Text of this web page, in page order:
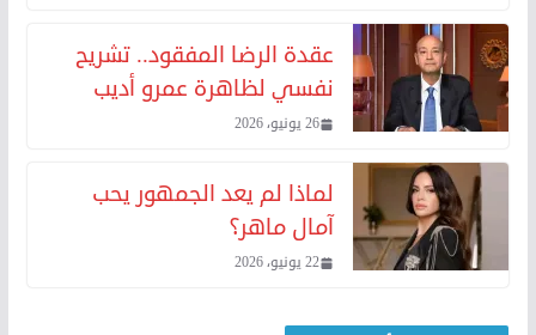
عقدة الرضا المفقود.. تشريح
نفسي لظاهرة عمرو أديب
26 يونيو، 2026
لماذا لم يعد الجمهور يحب
آمال ماهر؟
22 يونيو، 2026